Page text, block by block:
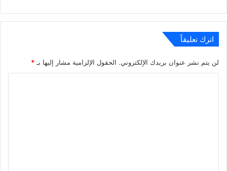
اترك تعليقاً
لن يتم نشر عنوان بريدك الإلكتروني. الحقول الإلزامية مشار إليها بـ *